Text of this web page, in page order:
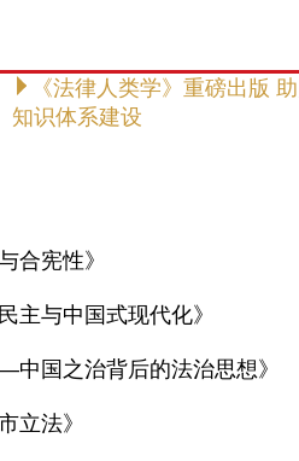
《法律人类学》重磅出版
知识体系建设
合宪性》
主与中国式现代化》
国之治背后的法治思想》
立法》